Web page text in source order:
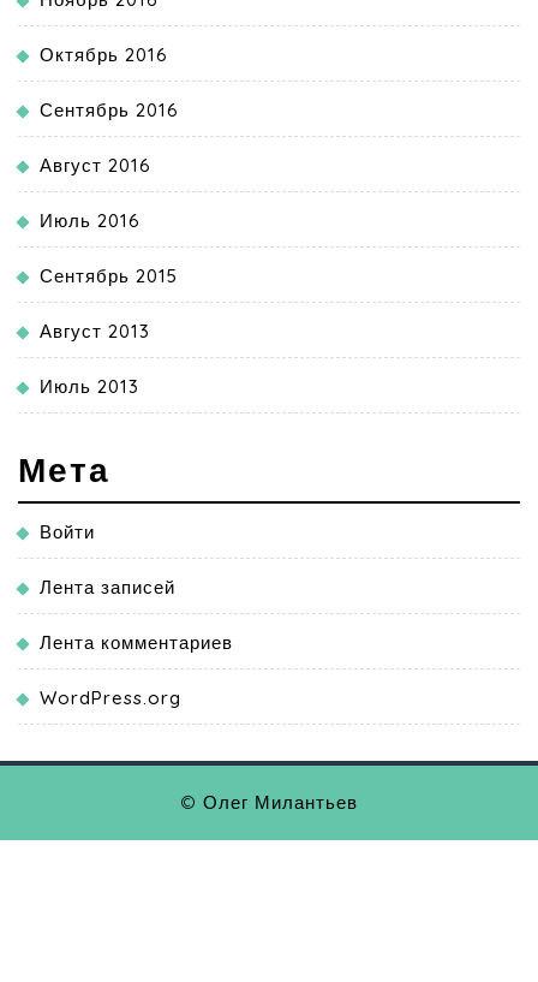
Октябрь 2016
Сентябрь 2016
Август 2016
Июль 2016
Сентябрь 2015
Август 2013
Июль 2013
Мета
Войти
Лента записей
Лента комментариев
WordPress.org
© Олег Милантьев